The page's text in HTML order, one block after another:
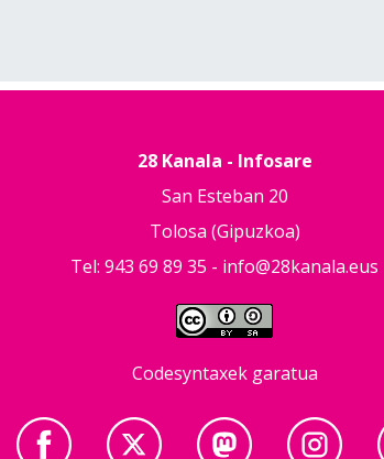
28 Kanala - Infosare
San Esteban 20
Tolosa (Gipuzkoa)
Tel: 943 69 89 35 - info@28kanala.eus
Codesyntaxek garatua